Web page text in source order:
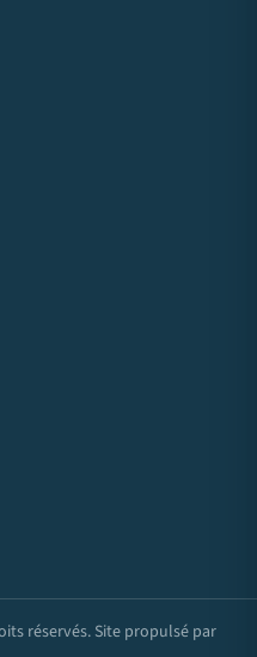
réservés. Site propulsé par